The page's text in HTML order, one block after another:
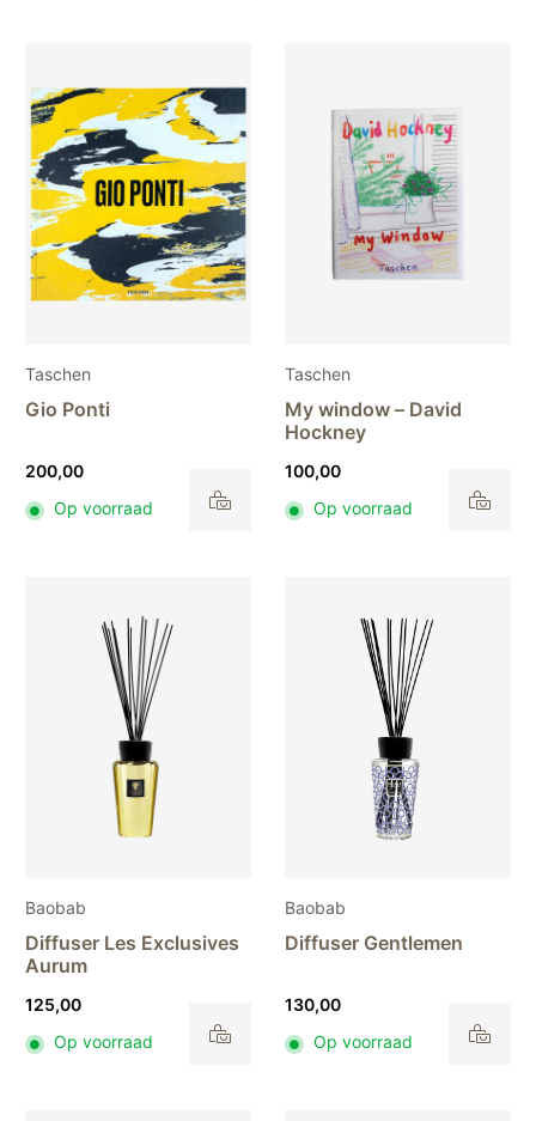
productpagina
Taschen
Gio Ponti
200,00
Op voorraad
Taschen
My window – David
Hockney
100,00
Op voorraad
Baobab
Diffuser Les Exclusives
Aurum
125,00
Op voorraad
Baobab
Diffuser Gentlemen
130,00
Op voorraad